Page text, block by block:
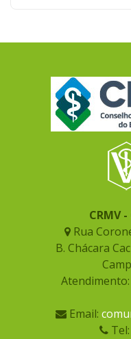
CRMV
Rua
B. Chácara
Atendimento:
Email:
Tel: